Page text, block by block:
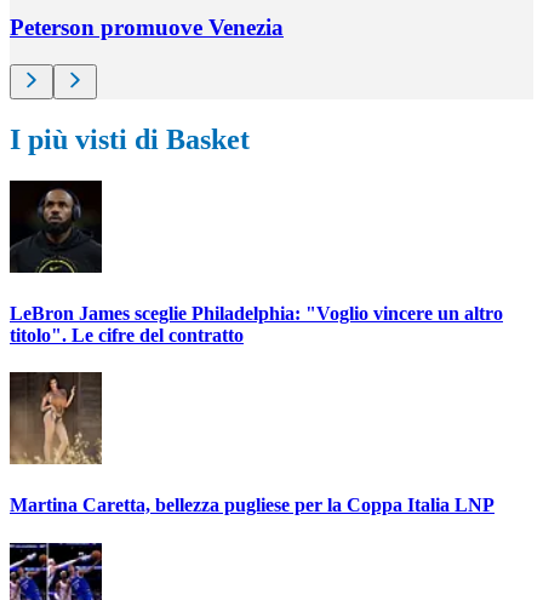
Peterson promuove Venezia
I più visti di Basket
LeBron James sceglie Philadelphia: "Voglio vincere un altro
titolo". Le cifre del contratto
Martina Caretta, bellezza pugliese per la Coppa Italia LNP